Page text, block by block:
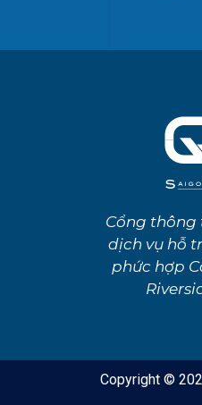
Cổng thông
dịch vụ hỗ
phức hợp
Copyright ©